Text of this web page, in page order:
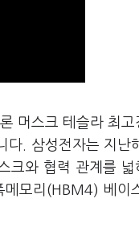
머스크 테슬라 최고
다. 삼성전자는 지난
크와 협력 관계를 넓
메모리(HBM4) 베이